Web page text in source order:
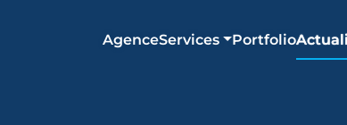
AgenceServices Portfolio